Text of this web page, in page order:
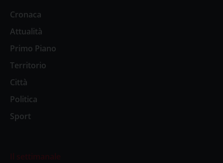
Cronaca
Attualità
Primo Piano
Territorio
Città
Politica
Sport
Il settimanale